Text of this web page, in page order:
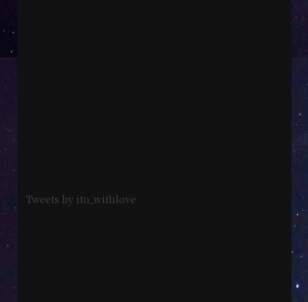
Tweets by ito_withlove